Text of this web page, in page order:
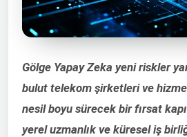
Gölge Yapay Zeka yeni riskler
bulut telekom şirketleri ve
nesil boyu sürecek bir fırsat
yerel uzmanlık ve küresel iş